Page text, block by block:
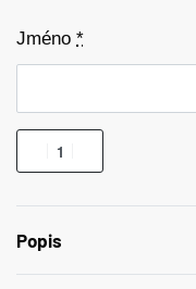
Jméno *
Popis